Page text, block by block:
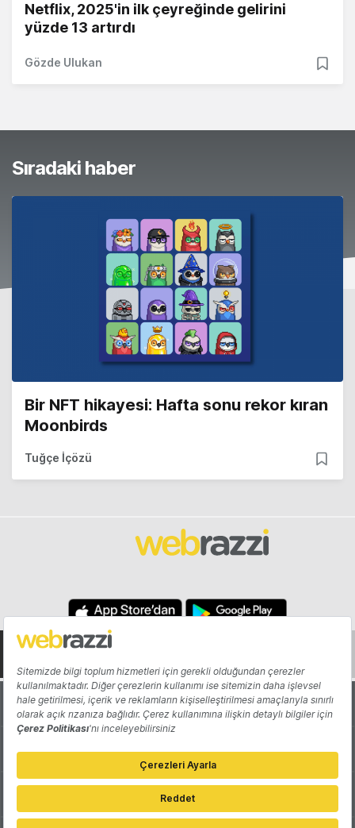
Netflix, 2025'in ilk çeyreğinde gelirini
yüzde 13 artırdı
Gözde Ulukan
Sıradaki haber
Bir NFT hikayesi: Hafta sonu rekor kıran
Moonbirds
Tuğçe İçözü
Hakkında Yazarlar
Katkıda Bulun Reklam